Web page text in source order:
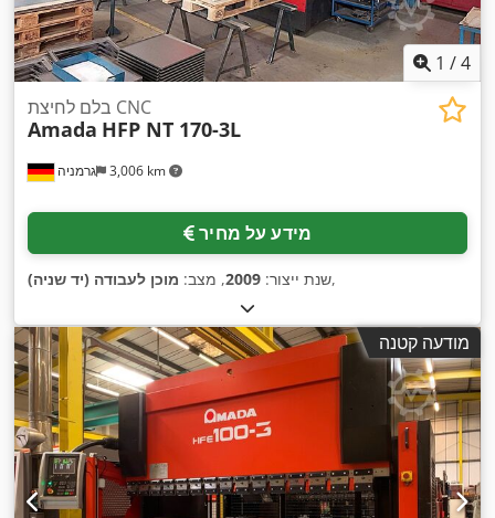
1 /4
גרמניה 3,006 km
בלם לחיצת CNC
Amada HFP NT 170-3L
מידע על מחיר
שנת ייצור: 2009, מצב: מוכן לעבודה (יד שניה) ,
מודעה קטנה